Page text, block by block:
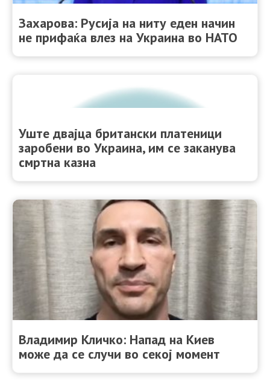
Захарова: Русија на ниту еден начин
не прифаќа влез на Украина во НАТО
Уште двајца британски платеници
заробени во Украина, им се заканува
смртна казна
Владимир Кличко: Напад на Киев
може да се случи во секој момент